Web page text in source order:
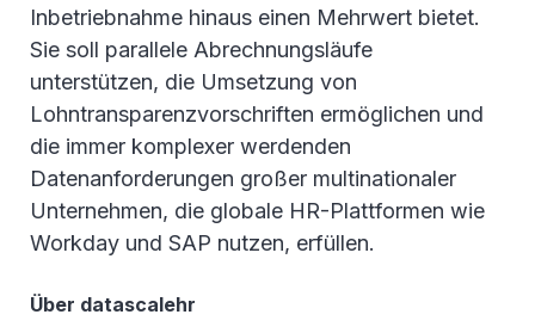
Inbetriebnahme hinaus einen Mehrwert bietet.
Sie soll parallele Abrechnungsläufe
unterstützen, die Umsetzung von
Lohntransparenzvorschriften ermöglichen und
die immer komplexer werdenden
Datenanforderungen großer multinationaler
Unternehmen, die globale HR-Plattformen wie
Workday und SAP nutzen, erfüllen.
Über datascalehr